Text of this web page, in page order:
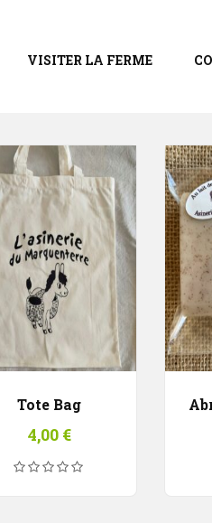
VISITER LA FERME
Tote Bag
4,00 €